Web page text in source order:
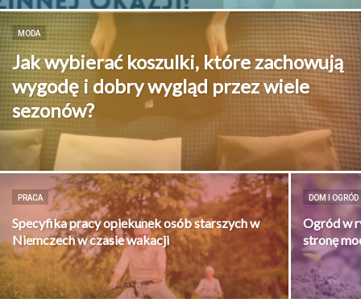
MODA
Jak wybierać koszulki, które zachowują
wygodę i dobry wygląd przez wiele
sezonów?
PRACA
Specyfika pracy opiekunek osób starszych w
Niemczech w czasie wakacji
DOM I OGRÓD
Ogród w
stronę